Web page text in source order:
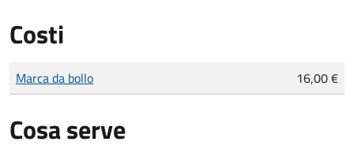
Costi
Tipo di pagamento
Importo
Marca da bollo 16,00 €
Cosa serve